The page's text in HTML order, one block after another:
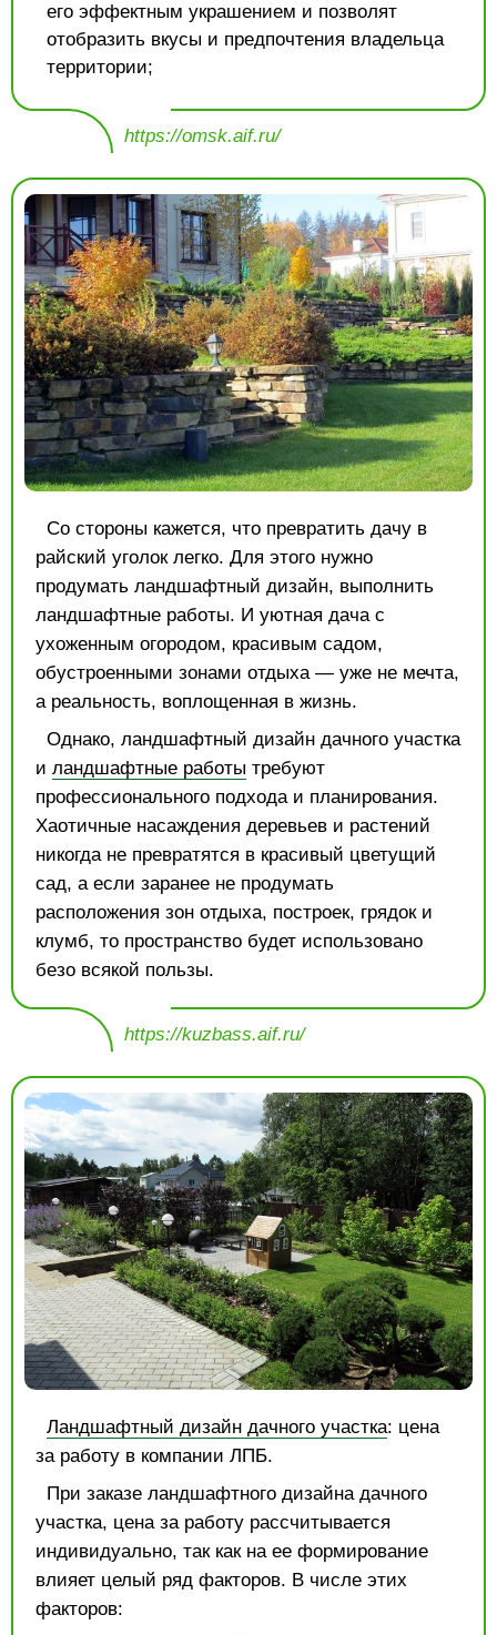
его эффектным украшением и позволят
отобразить вкусы и предпочтения владельца
территории;
https://omsk.aif.ru/
Со стороны кажется, что превратить дачу в
райский уголок легко. Для этого нужно
продумать ландшафтный дизайн, выполнить
ландшафтные работы. И уютная дача с
ухоженным огородом, красивым садом,
обустроенными зонами отдыха — уже не мечта,
а реальность, воплощенная в жизнь.
Однако, ландшафтный дизайн дачного участка
и ландшафтные работы требуют
профессионального подхода и планирования.
Хаотичные насаждения деревьев и растений
никогда не превратятся в красивый цветущий
сад, а если заранее не продумать
расположения зон отдыха, построек, грядок и
клумб, то пространство будет использовано
безо всякой пользы.
https://kuzbass.aif.ru/
Ландшафтный дизайн дачного участка: цена
за работу в компании ЛПБ.
При заказе ландшафтного дизайна дачного
участка, цена за работу рассчитывается
индивидуально, так как на ее формирование
влияет целый ряд факторов. В числе этих
факторов: